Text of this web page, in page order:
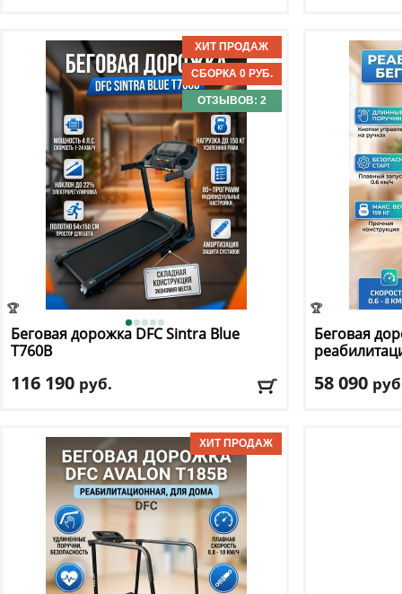
Макс. вес: 140 кг
Скорость : 18 км/ч
Мощность двигателя: 3 л.с.
Регулировка угла наклона: автоматическая
Доставка:БЕСПЛАТНО, 2-3 дня
Макс. вес: 150
Скорость: 18
Мощность
Доставка:
ОТЗЫВОВ: 2
🏆
Беговая дорожка DFCSintra Blue
T760B
116 190 руб.
Макс. вес: 150 кг
Скорость: 24 км/ч
Мощность двигателя: 4 л.с.
Регулировка угла наклона: автоматическая
Доставка:БЕСПЛАТНО, 2-3 дня
Сборка: БЕСПЛАТНО
ПОДАРКИ НА ВЫБОР к заказу
🏆
Беговая
58 090